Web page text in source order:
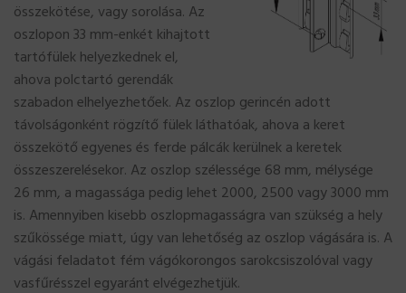
összekötése, vagy sorolása. Az
oszlopon 33 mm-enkét kihajtott
tartófülek helyezkednek el,
ahova polctartó gerendák
szabadon elhelyezhetőek. Az oszlop gerincén adott
távolságonként rögzítő fülek láthatóak, ahova a keret
összekötő egyenes és ferde pálcák kerülnek a keretek
összeszerelésekor. Az oszlop szélessége 68 mm, mélysége
26 mm, a magassága pedig lehet 2000, 2500 vagy 3000 mm
is. Amennyiben kisebb oszlopmagasságra van szükség a hely
szűkössége miatt, úgy van lehetőség az oszlop vágására is. A
vágási feladatot fém vágókorongos sarokcsiszolóval vagy
vasfűrésszel egyaránt elvégezhetjük.